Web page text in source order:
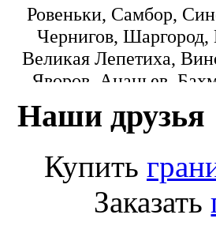
Ровеньки, Самбор,
Чернигов, Шаргород,
Великая Лепетиха,
Яворов, Ананьев,
Пологи, Радомишль,
Лисичанск,
Переяслав-
Старобешево,
Наши друзья
Купить
Заказать